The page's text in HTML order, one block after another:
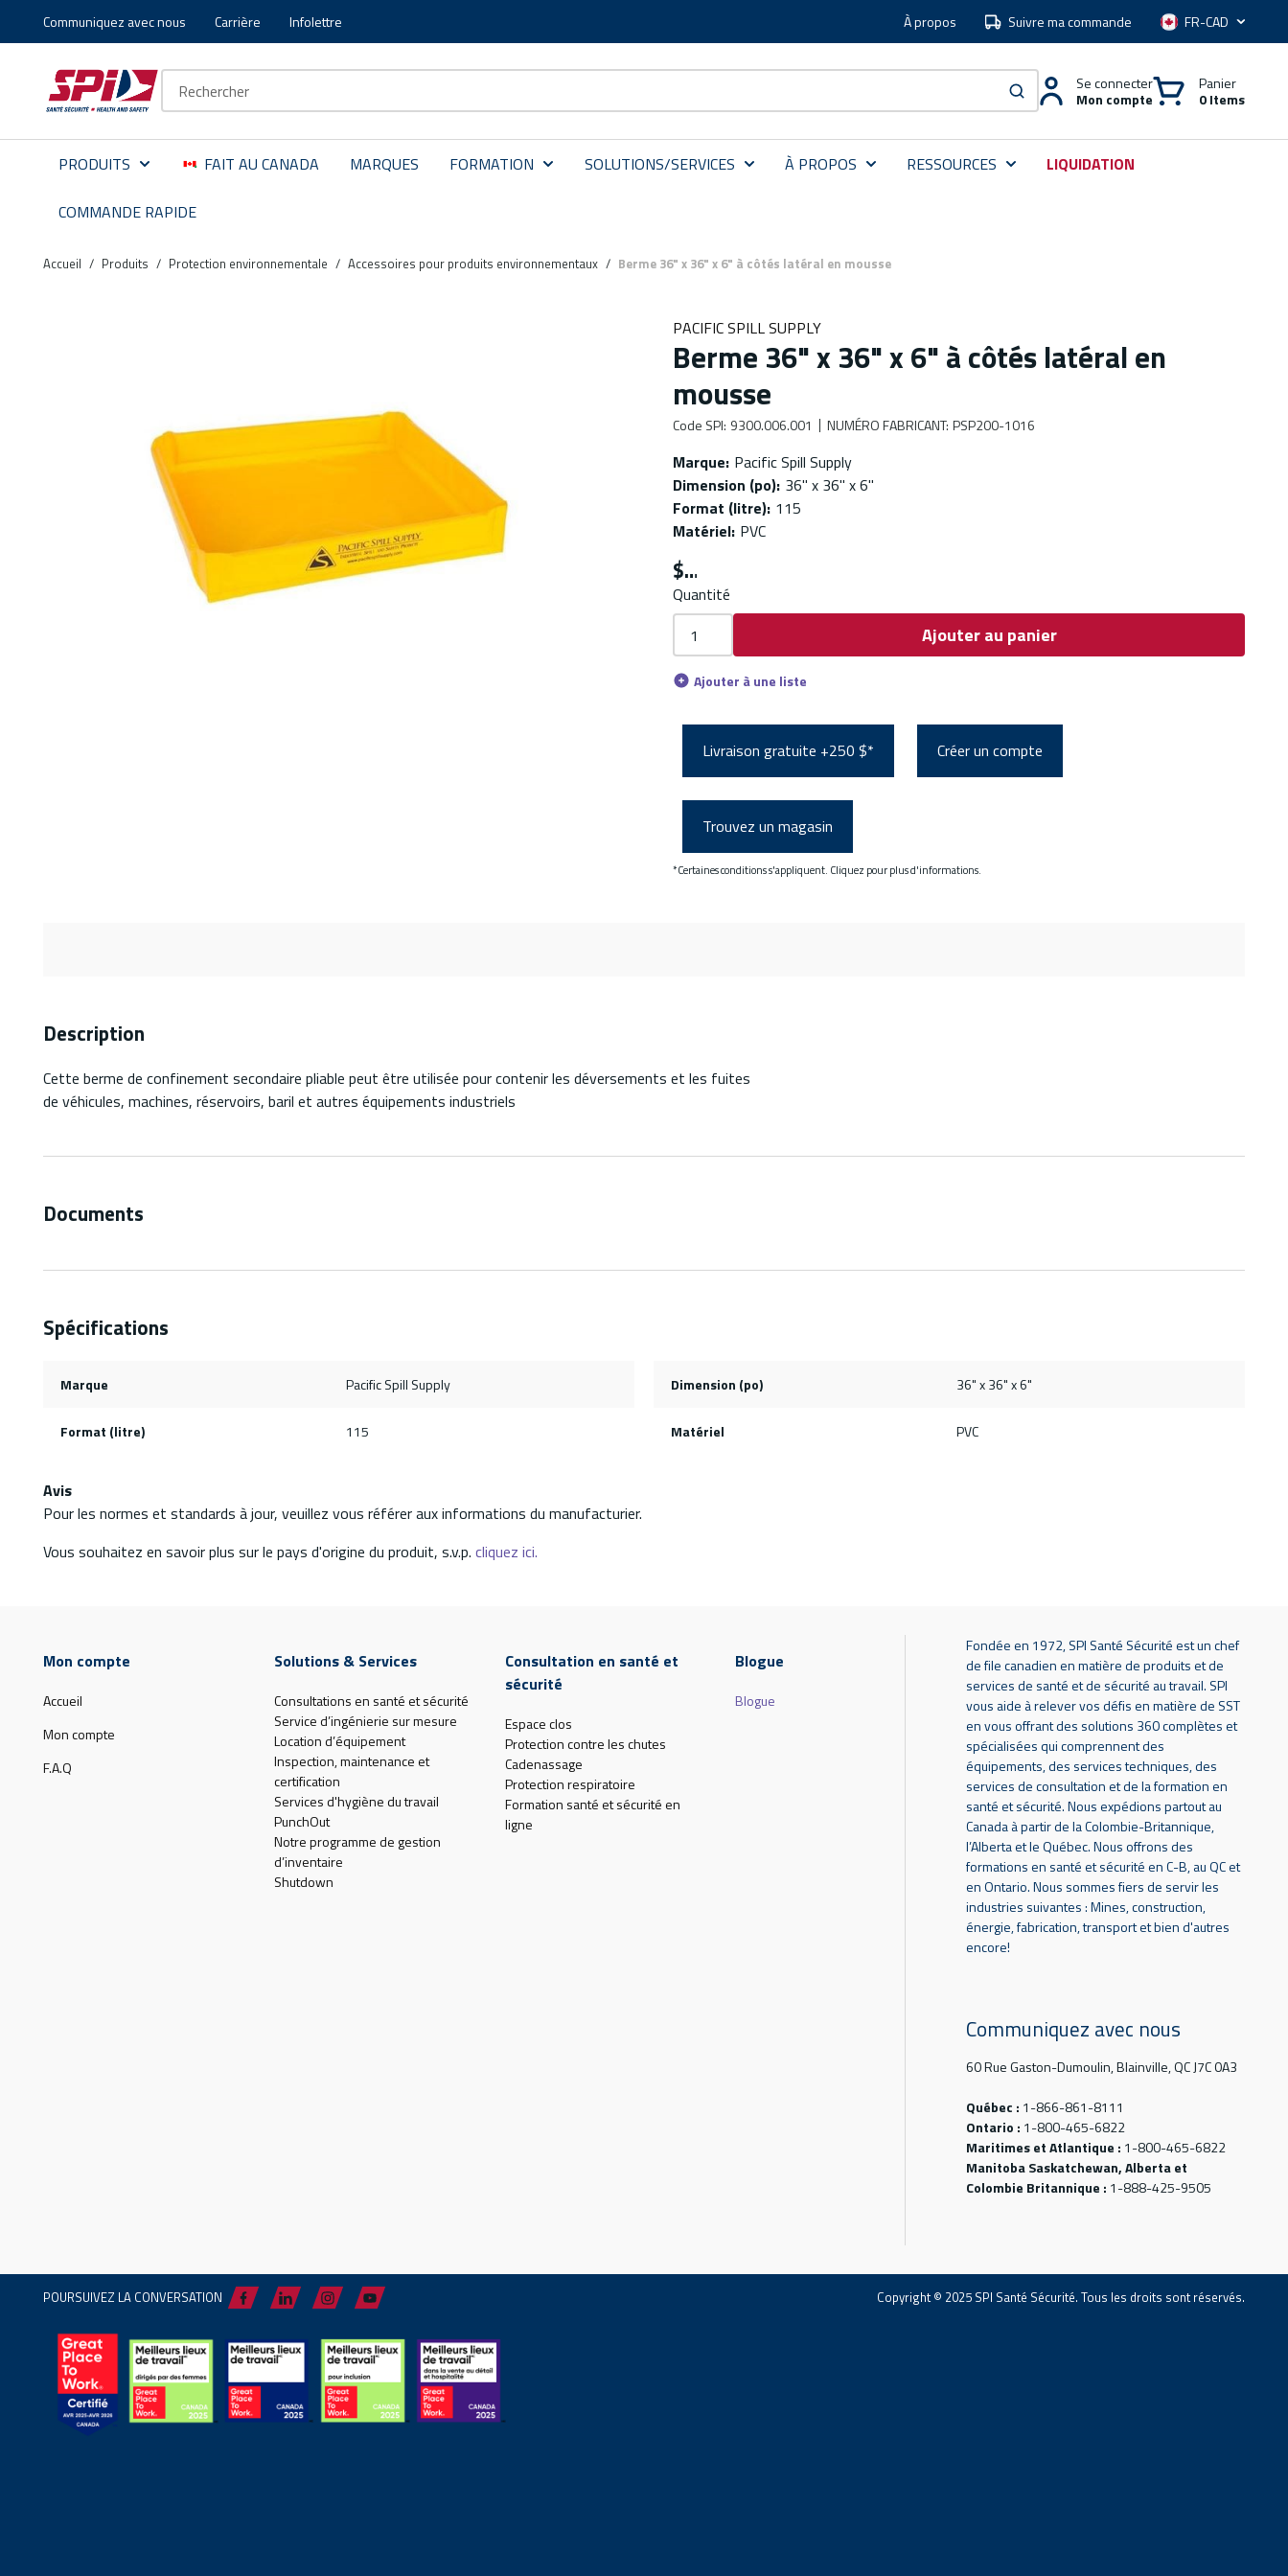
Aller au contenu principal
Skip to menu
Skip to footer
Communiquez avec nous Carrière Infolettre À propos Suivre ma commande Langue
soumettre une recherche
Se connecter
Mon compte
Panier
0 Items
PRODUITS FAIT AU CANADA MARQUES FORMATION SOLUTIONS/SERVICES À PROPOS RESSOURCES LIQUIDATION
COMMANDE RAPIDE
Accueil / Produits / Protection environnementale / Accessoires pour produits environnementaux / Berme 36" x 36" x 6" à côtés latéral en mousse
PACIFIC SPILL SUPPLY
Berme 36" x 36" x 6" à côtés latéral en
mousse
Code SPI: 9300.006.001 NUMÉRO FABRICANT: PSP200-1016
Marque: Pacific Spill Supply
Dimension (po): 36" x 36" x 6"
Format (litre): 115
Matériel: PVC
$
Quantité
Ajouter au panier
Ajouter à une liste
Livraison gratuite +250 $* Créer un compte
Trouvez un magasin
*Certaines conditions s'appliquent. Cliquez pour plus d'informations.
Description
Cette berme de confinement secondaire pliable peut être utilisée pour contenir les déversements et les fuites
de véhicules, machines, réservoirs, baril et autres équipements industriels
Documents
Spécifications
Marque Pacific Spill Supply Dimension (po) 36" x 36" x 6"
Format (litre) 115 Matériel PVC
Avis
Pour les normes et standards à jour, veuillez vous référer aux informations du manufacturier.
Vous souhaitez en savoir plus sur le pays d'origine du produit, s.v.p. cliquez ici.
Mon compte
Accueil
Mon compte
F.A.Q
Solutions & Services
Consultations en santé et sécurité
Service d’ingénierie sur mesure
Location d’équipement
Inspection, maintenance et
certification
Services d'hygiène du travail
PunchOut
Notre programme de gestion
d’inventaire
Shutdown
Consultation en santé et
sécurité
Espace clos
Protection contre les chutes
Cadenassage
Protection respiratoire
Formation santé et sécurité en
ligne
Blogue
Blogue
Fondée en 1972, SPI Santé Sécurité est un chef
de file canadien en matière de produits et de
services de santé et de sécurité au travail. SPI
vous aide à relever vos défis en matière de SST
en vous offrant des solutions 360 complètes et
spécialisées qui comprennent des
équipements, des services techniques, des
services de consultation et de la formation en
santé et sécurité. Nous expédions partout au
Canada à partir de la Colombie-Britannique,
l’Alberta et le Québec. Nous offrons des
formations en santé et sécurité en C-B, au QC et
en Ontario. Nous sommes fiers de servir les
industries suivantes : Mines, construction,
énergie, fabrication, transport et bien d'autres
encore!
Communiquez avec nous
60 Rue Gaston-Dumoulin, Blainville, QC J7C 0A3
Québec : 1-866-861-8111
Ontario : 1-800-465-6822
Maritimes et Atlantique : 1-800-465-6822
Manitoba Saskatchewan, Alberta et
Colombie Britannique : 1-888-425-9505
POURSUIVEZ LA CONVERSATION Copyright © 2025 SPI Santé Sécurité. Tous les droits sont réservés.